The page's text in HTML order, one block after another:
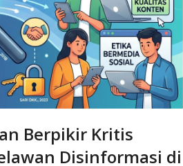
Berpikir Kritis
Disinformasi di